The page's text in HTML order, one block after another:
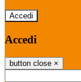
Accedi
Accedi
button close ×